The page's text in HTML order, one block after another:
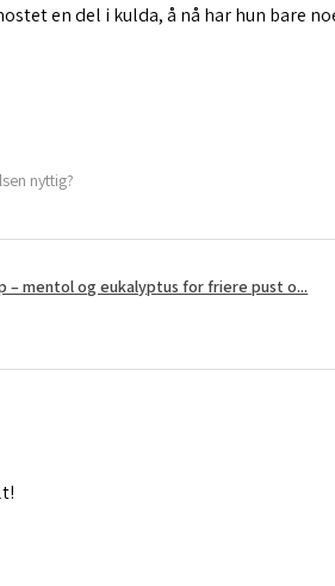
en del i kulda, å nå har hun bare
nyttig?
– mentol og eukalyptus for friere pust o...